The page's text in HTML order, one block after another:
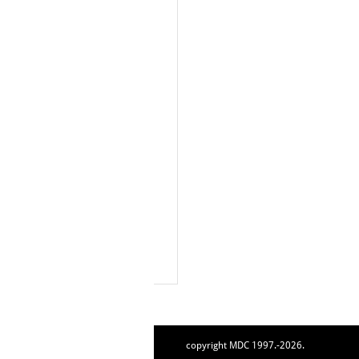
copyright MDC 1997.-2026.